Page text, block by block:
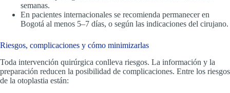
semanas.
En pacientes internacionales se recomienda permanecer en
Bogotá al menos 5–7 días, o según las indicaciones del cirujano.
Riesgos, complicaciones y cómo minimizarlas
Toda intervención quirúrgica conlleva riesgos. La información y la
preparación reducen la posibilidad de complicaciones. Entre los riesgos
de la otoplastia están: